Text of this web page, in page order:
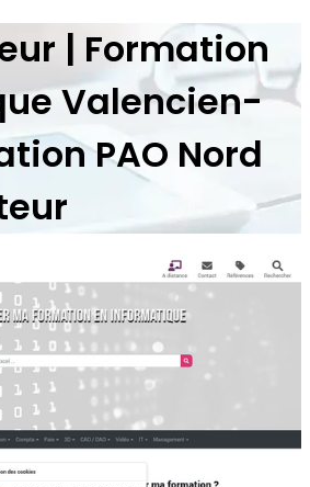
| Formation
Va­len­cien­
PAO Nord